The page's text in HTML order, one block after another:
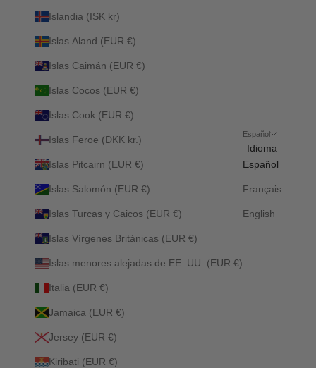
Islandia (ISK kr)
Islas Aland (EUR €)
Islas Caimán (EUR €)
Islas Cocos (EUR €)
Islas Cook (EUR €)
Islas Feroe (DKK kr.)
Islas Pitcairn (EUR €)
Islas Salomón (EUR €)
Islas Turcas y Caicos (EUR €)
Islas Vírgenes Británicas (EUR €)
Islas menores alejadas de EE. UU. (EUR €)
Italia (EUR €)
Jamaica (EUR €)
Jersey (EUR €)
Kiribati (EUR €)
Español
Idioma
Español
Français
English